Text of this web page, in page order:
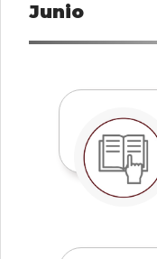
Junio